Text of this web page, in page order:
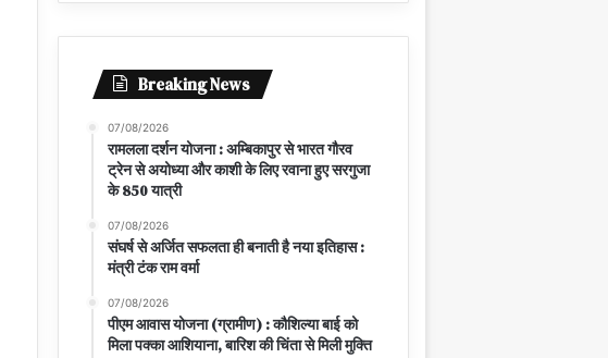
Breaking News
07/08/2026
रामलला दर्शन योजना : अम्बिकापुर से भारत गौरव
ट्रेन से अयोध्या और काशी के लिए रवाना हुए सरगुजा
के 850 यात्री
07/08/2026
संघर्ष से अर्जित सफलता ही बनाती है नया इतिहास :
मंत्री टंक राम वर्मा
07/08/2026
पीएम आवास योजना (ग्रामीण) : कौशिल्या बाई को
मिला पक्का आशियाना, बारिश की चिंता से मिली मुक्ति